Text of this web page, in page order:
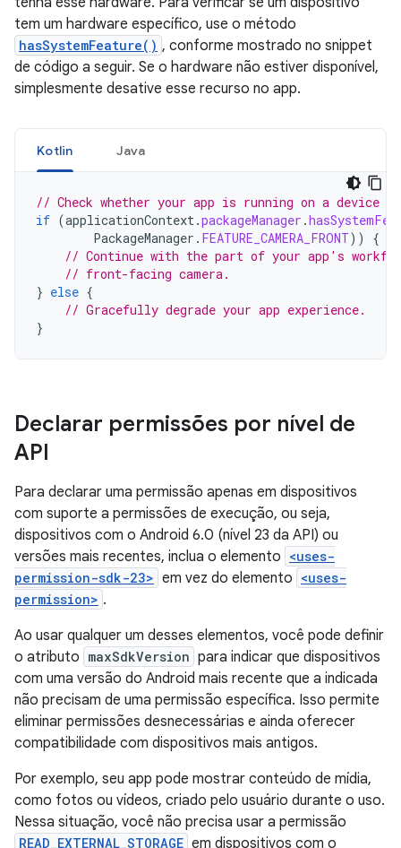
tem um hardware específico, use o método
hasSystemFeature() , conforme mostrado no snippet
de código a seguir. Se o hardware não estiver disponível,
simplesmente desative esse recurso no app.
Kotlin Java
// Check whether your app is running on a device
if (applicationContext.packageManager .
PackageManager . FEATURE_CAMERA_FRONT))
{
// Continue with the part of your app's
// front-facing camera.
} else {
// Gracefully degrade your app experience.
}
Declarar permissões por nível de
API
Para declarar uma permissão apenas em dispositivos
com suporte a permissões de execução, ou seja,
dispositivos com o Android 6.0 (nível 23 da API) ou
versões mais recentes, inclua o elemento <uses-
permission-sdk-23> em vez do elemento <uses-
permission> .
Ao usar qualquer um desses elementos, você pode definir
o atributo maxSdkVersion para indicar que dispositivos
com uma versão do Android mais recente que a indicada
não precisam de uma permissão específica. Isso permite
eliminar permissões desnecessárias e ainda oferecer
compatibilidade com dispositivos mais antigos.
Por exemplo, seu app pode mostrar conteúdo de mídia,
como fotos ou vídeos, criado pelo usuário durante o uso.
Nessa situação, você não precisa usar a permissão
READ_EXTERNAL_STORAGE em dispositivos com o